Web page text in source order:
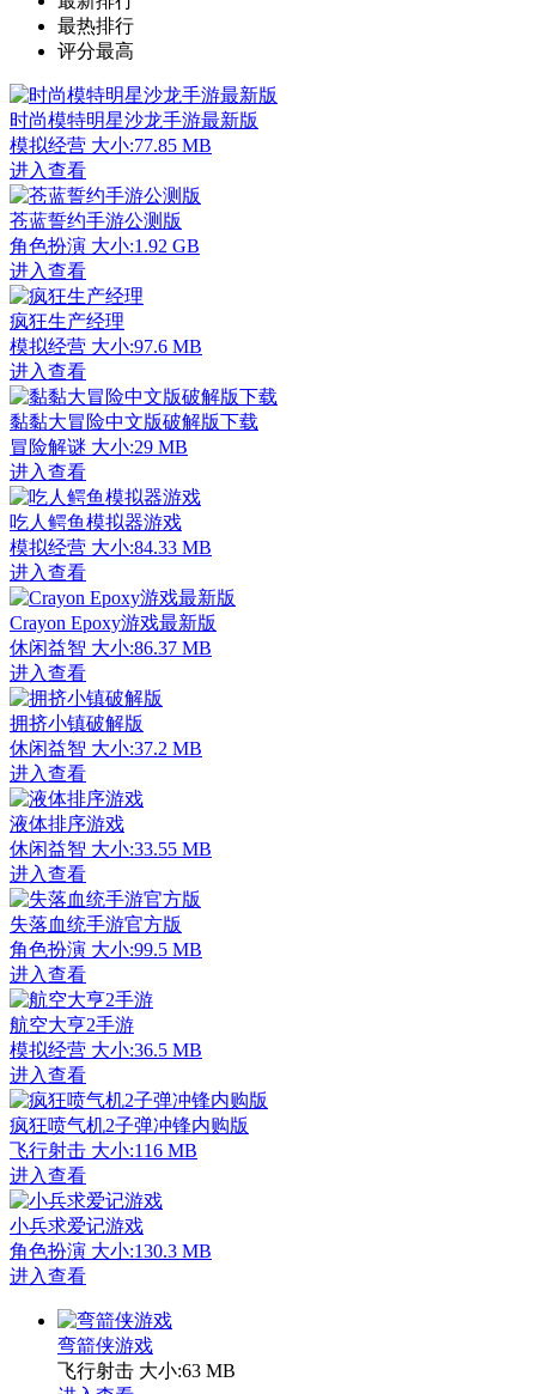
最热排行
评分最高
时尚模特明星沙龙手游最新版
模拟经营 大小:77.85 MB
进入查看
苍蓝誓约手游公测版
角色扮演 大小:1.92 GB
进入查看
疯狂生产经理
模拟经营 大小:97.6 MB
进入查看
黏黏大冒险中文版破解版下载
冒险解谜 大小:29 MB
进入查看
吃人鳄鱼模拟器游戏
模拟经营 大小:84.33 MB
进入查看
Crayon Epoxy游戏最新版
休闲益智 大小:86.37 MB
进入查看
拥挤小镇破解版
休闲益智 大小:37.2 MB
进入查看
液体排序游戏
休闲益智 大小:33.55 MB
进入查看
失落血统手游官方版
角色扮演 大小:99.5 MB
进入查看
航空大亨2手游
模拟经营 大小:36.5 MB
进入查看
疯狂喷气机2子弹冲锋内购版
飞行射击 大小:116 MB
进入查看
小兵求爱记游戏
角色扮演 大小:130.3 MB
进入查看
弯箭侠游戏
飞行射击 大小:63 MB